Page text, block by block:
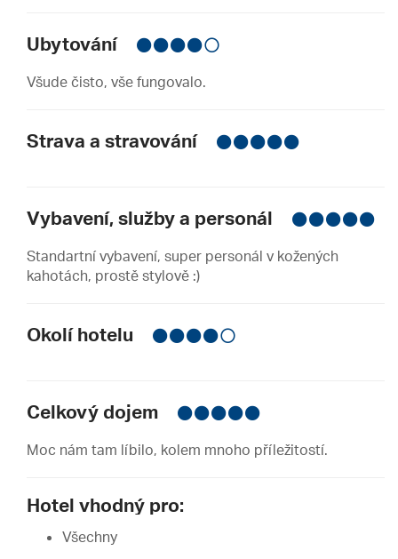
Ubytování
Všude čisto, vše fungovalo.
Strava a stravování
Vybavení, služby a personál
Standartní vybavení, super personál v kožených
kahotách, prostě stylově :)
Okolí hotelu
Celkový dojem
Moc nám tam líbilo, kolem mnoho příležitostí.
Hotel vhodný pro:
Všechny